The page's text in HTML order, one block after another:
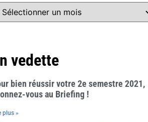
CHIFFRES CLÉS
(300)
FORMATION(148)
GRANDS PRIX
PUB RADIO
(10)
USAGES
TENDANCES(481)
WEBINAIRE
vedette
bien réussir votre 2e semestre 2021,
vous au Briefing !
plus »